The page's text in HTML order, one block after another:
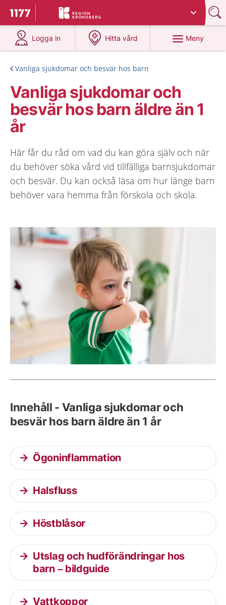
Till startsidan för 1177
Du har valt region
Logga in
på 1177.se
Hitta vård
på 1177.se
Meny
Vanliga sjukdomar och besvär hos barn
Vanliga sjukdomar och
besvär hos barn äldre än 1
år
Här får du råd om vad du kan göra själv och när
du behöver söka vård vid tillfälliga barnsjukdomar
och besvär. Du kan också läsa om hur länge barn
behöver vara hemma från förskola och skola.
Innehåll - Vanliga sjukdomar och
besvär hos barn äldre än 1 år
Ögoninflammation
Halsfluss
Höstblåsor
Utslag och hudförändringar hos
barn – bildguide
Vattkoppor